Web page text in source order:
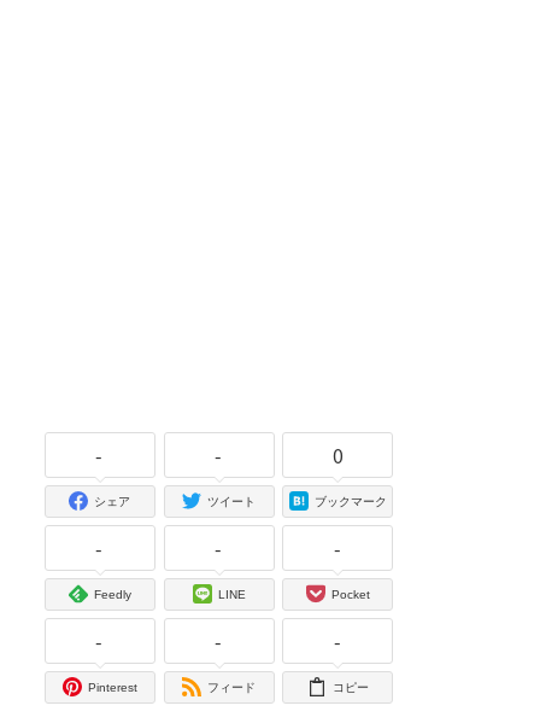
-
シェア
-
ツイート
0
ブックマーク
-
Feedly
-
LINE
-
Pocket
-
Pinterest
-
フィード
-
コピー